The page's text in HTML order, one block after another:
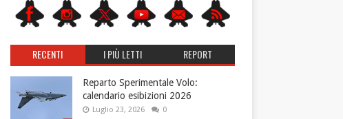
RECENTI I PIÙ LETTI REPORT
Reparto Sperimentale Volo:
calendario esibizioni 2026
Luglio 23, 2026 0